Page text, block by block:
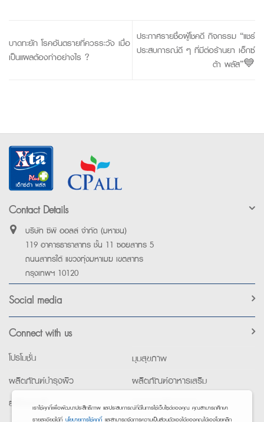
บาดทะยัก โรคอันตรายที่ควรระวัง เมื่อ
เป็นแผลต้องทำอย่างไร ?
ประกาศรายชื่อผู้โชคดี กิจกรรม “แชร์
ประสบการณ์ดี ๆ ที่มีต่อร้านยา เอ็กซ์
ต้า พลัส”💙
Contact Details
บริษัท ซีพี ออลล์ จำกัด (มหาชน)
119 อาคารธาราสาทร ชั้น 11 ซอยสาทร 5
ถนนสาทรใต้ แขวงทุ่งมหาเมฆ เขตสาทร
กรุงเทพฯ 10120
Social media
Connect with us
โปรโมชั่น
มุมสุขภาพ
ผลิตภัณฑ์บำรุงผิว
ผลิตภัณฑ์อาหารเสริม
ยาใช้เฉพาะที่
อุปกรณ์เพื่อสุขภาพ
เราใช้คุกกี้เพื่อพัฒนาประสิทธิภาพ และประสบการณ์ที่ดีในการใช้เว็บไซต์ของคุณ คุณสามารถศึกษา
รายละเอียดได้ที่ นโยบายการใช้คุกกี้ และสามารถจัดการความเป็นส่วนตัวเองได้ของคุณได้เองโดยคลิก